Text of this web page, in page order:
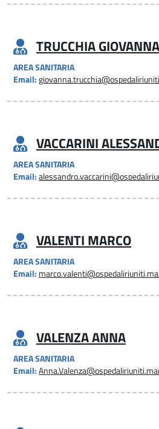
TRUCCHIA GIOVANNA
AREA SANITARIA
Email:
VACCARINI
AREA SANITARIA
Email:
VALENTI MARCO
AREA SANITARIA
Email:
VALENZA ANNA
AREA SANITARIA
Email: